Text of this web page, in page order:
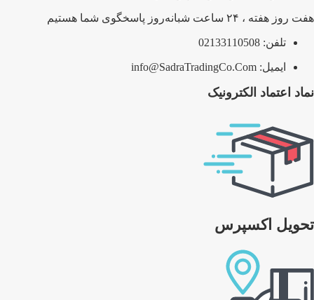
هفت روز هفته ، ۲۴ ساعت شبانه‌روز پاسخگوی شما هستیم
تلفن: 02133110508
ایمیل: info@SadraTradingCo.Com
نماد اعتماد الکترونیک
تحویل اکسپرس